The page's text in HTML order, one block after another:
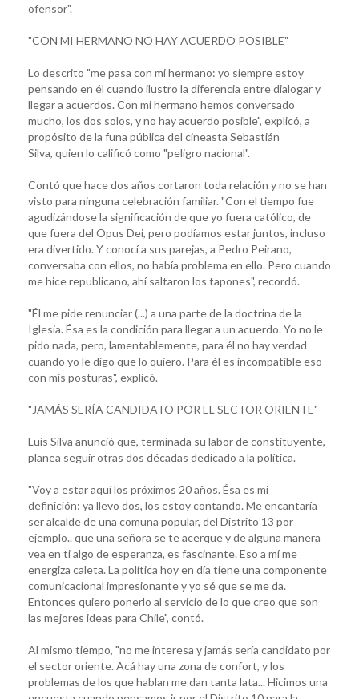
ofensor".
"CON MI HERMANO NO HAY ACUERDO POSIBLE"
Lo descrito "me pasa con mi hermano: yo siempre estoy
pensando en él cuando ilustro la diferencia entre dialogar y
llegar a acuerdos. Con mi hermano hemos conversado
mucho, los dos solos, y no hay acuerdo posible", explicó, a
propósito de la funa pública del cineasta Sebastián
Silva, quien lo calificó como "peligro nacional".
Contó que hace dos años cortaron toda relación y no se han
visto para ninguna celebración familiar. "Con el tiempo fue
agudizándose la significación de que yo fuera católico, de
que fuera del Opus Dei, pero podíamos estar juntos, incluso
era divertido. Y conocí a sus parejas, a Pedro Peirano,
conversaba con ellos, no había problema en ello. Pero cuando
me hice republicano, ahí saltaron los tapones", recordó.
"Él me pide renunciar (...) a una parte de la doctrina de la
Iglesia. Ésa es la condición para llegar a un acuerdo. Yo no le
pido nada, pero, lamentablemente, para él no hay verdad
cuando yo le digo que lo quiero. Para él es incompatible eso
con mis posturas", explicó.
"JAMÁS SERÍA CANDIDATO POR EL SECTOR ORIENTE"
Luis Silva anunció que, terminada su labor de constituyente,
planea seguir otras dos décadas dedicado a la política.
"Voy a estar aquí los próximos 20 años. Ésa es mi
definición: ya llevo dos, los estoy contando. Me encantaría
ser alcalde de una comuna popular, del Distrito 13 por
ejemplo.. que una señora se te acerque y de alguna manera
vea en ti algo de esperanza, es fascinante. Eso a mí me
energiza caleta. La política hoy en día tiene una componente
comunicacional impresionante y yo sé que se me da.
Entonces quiero ponerlo al servicio de lo que creo que son
las mejores ideas para Chile", contó.
Al mismo tiempo, "no me interesa y jamás sería candidato por
el sector oriente. Acá hay una zona de confort, y los
problemas de los que hablan me dan tanta lata... Hicimos una